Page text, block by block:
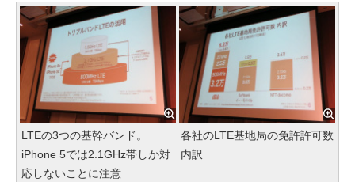
LTEの3つの基幹バンド。
iPhone 5では2.1GHz帯しか対
応しないことに注意
各社のLTE基地局の免許許可数
内訳